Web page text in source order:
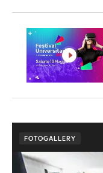
FOTOGALLERY